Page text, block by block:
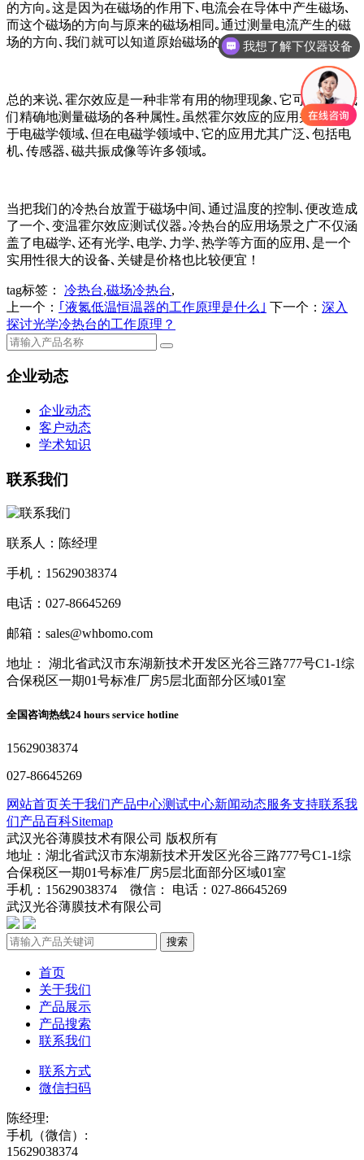
的方向｡这是因为在磁场的作用下､电流会在导体中产生磁场､
而这个磁场的方向与原来的磁场相同｡通过测量电流产生的磁
场的方向､我们就可以知道原始磁场的方向｡
总的来说､霍尔效应是一种非常有用的物理现象､它可以帮助我
们精确地测量磁场的各种属性｡虽然霍尔效应的应用并不局限
于电磁学领域､但在电磁学领域中､它的应用尤其广泛､包括电
机､传感器､磁共振成像等许多领域｡
当把我们的冷热台放置于磁场中间､通过温度的控制､便改造成
了一个､变温霍尔效应测试仪器｡冷热台的应用场景之广不仅涵
盖了电磁学､还有光学､电学､力学､热学等方面的应用､是一个
实用性很大的设备､关键是价格也比较便宜！
tag标签： 冷热台,磁场冷热台,
上一个： ｢液氮低温恒温器的工作原理是什么｣ 下一个： 深入
探讨光学冷热台的工作原理？
企业动态
企业动态
客户动态
学术知识
联系我们
联系人：陈经理
手机：15629038374
电话：027-86645269
邮箱：sales@whbomo.com
地址： 湖北省武汉市东湖新技术开发区光谷三路777号C1-1综
合保税区一期01号标准厂房5层北面部分区域01室
全国咨询热线24 hours service hotline
15629038374
027-86645269
网站首页关于我们产品中心测试中心新闻动态服务支持联系我
们产品百科Sitemap
武汉光谷薄膜技术有限公司 版权所有
地址：湖北省武汉市东湖新技术开发区光谷三路777号C1-1综
合保税区一期01号标准厂房5层北面部分区域01室
手机：15629038374 微信： 电话：027-86645269
武汉光谷薄膜技术有限公司
搜索
首页
关于我们
产品展示
产品搜索
联系我们
联系方式
微信扫码
陈经理:
手机（微信）:
15629038374
我想了解下仪器设备